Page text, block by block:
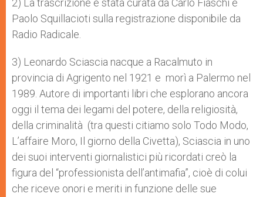
2) La trascrizione è stata curata da Carlo Fiaschi e
Paolo Squillacioti sulla registrazione disponibile da
Radio Radicale.
3) Leonardo Sciascia nacque a Racalmuto in
provincia di Agrigento nel 1921 e morì a Palermo nel
1989. Autore di importanti libri che esplorano ancora
oggi il tema dei legami del potere, della religiosità,
della criminalità (tra questi citiamo solo Todo Modo,
L’affaire Moro, Il giorno della Civetta), Sciascia in uno
dei suoi interventi giornalistici più ricordati creò la
figura del “professionista dell’antimafia”, cioè di colui
che riceve onori e meriti in funzione delle sue